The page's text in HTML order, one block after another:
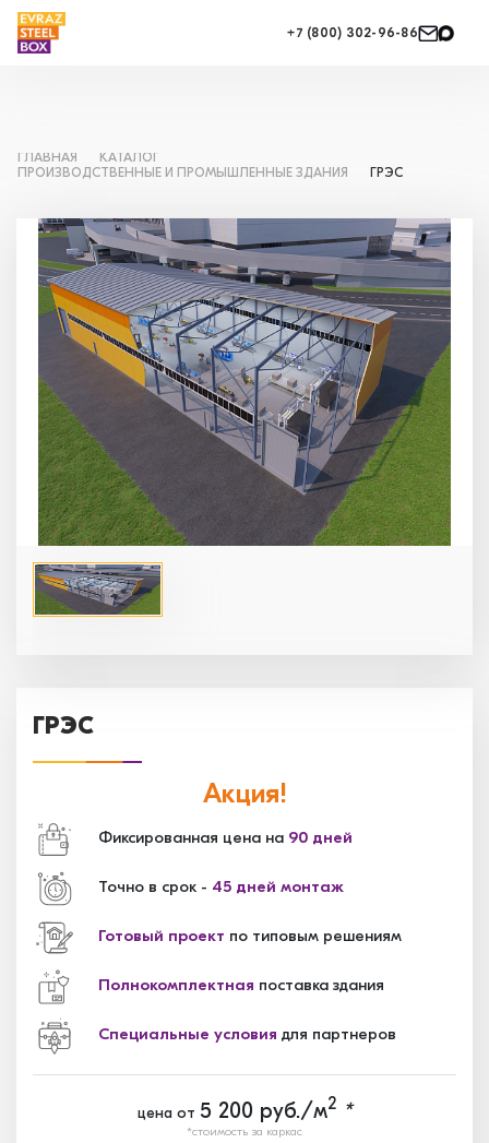
+7 (800) 302-96-86
ГЛАВНАЯ
КАТАЛОГ
ПРОИЗВОДСТВЕННЫЕ И ПРОМЫШЛЕННЫЕ ЗДАНИЯ
ГРЭС
ГРЭС
Акция!
Фиксированная цена на 90 дней
Точно в срок - 45 дней монтаж
Готовый проект по типовым решениям
Полнокомплектная поставка здания
Специальные условия для партнеров
цена от 5 200 руб./м2 *
*стоимость за каркас